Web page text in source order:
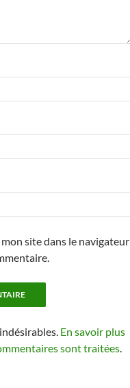
site dans le navigateur
En savoir plus
sont traitées.